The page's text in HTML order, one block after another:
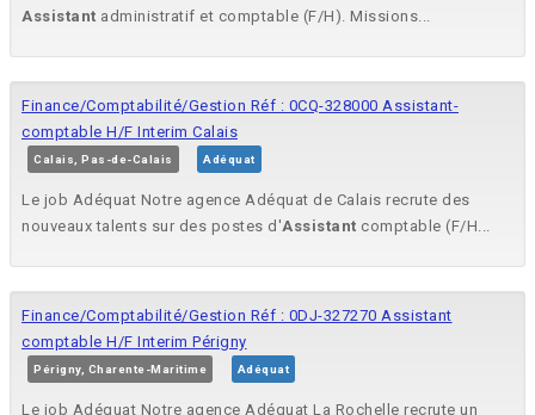
Assistant administratif et comptable (F/H). Missions...
Finance/Comptabilité/Gestion Réf : 0CQ-328000 Assistant-
comptable H/F Interim Calais
Calais, Pas-de-Calais Adéquat
Le job Adéquat Notre agence Adéquat de Calais recrute des
nouveaux talents sur des postes d'Assistant comptable (F/H...
Finance/Comptabilité/Gestion Réf : 0DJ-327270 Assistant
comptable H/F Interim Périgny
Périgny, Charente-Maritime Adéquat
Le job Adéquat Notre agence Adéquat La Rochelle recrute un